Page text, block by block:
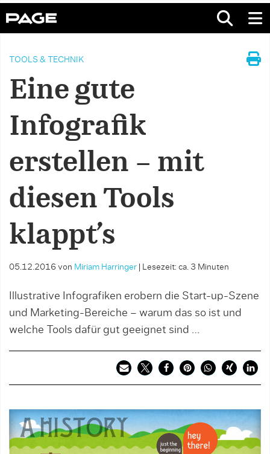
TOOLS & TECHNIK
Eine gute
Infografik
erstellen – mit
diesen Tools
klappt’s
05.12.2016 von Miriam Harringer Lesezeit: ca. 3 Minuten
Illustrative Infografiken erobern die Start-up-Szene
und Marketing-Bereiche – warum das so ist und
welche Tools dafür gut geeignet sind …